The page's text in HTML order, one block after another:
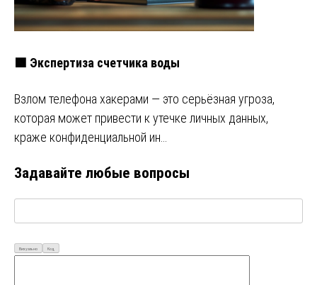
🟩 Экспертиза счетчика воды
Взлом телефона хакерами — это серьёзная угроза,
которая может привести к утечке личных данных,
краже конфиденциальной ин…
Задавайте любые вопросы
Визуально Код